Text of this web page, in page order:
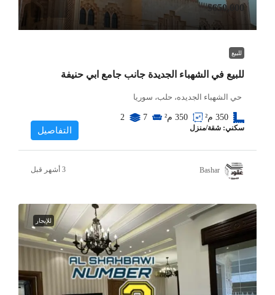
$650,000
للبيع
للبيع في الشهباء الجديدة جانب جامع ابي حنيفة
حي الشهباء الجديده، حلب، سوريا
350 م² 350 م² 7
2
سكني: شقة/منزل التفاصيل
Bashar
للإيجار